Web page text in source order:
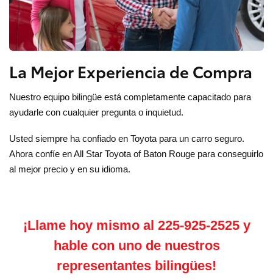
La Mejor Experiencia de Compra
Nuestro equipo bilingüe está completamente capacitado para
ayudarle con cualquier pregunta o inquietud.
Usted siempre ha confiado en Toyota para un carro seguro.
Ahora confíe en All Star Toyota of Baton Rouge para conseguirlo
al mejor precio y en su idioma.
¡Llame hoy mismo al 225-925-2525 y
hable con uno de nuestros
representantes bilingües!